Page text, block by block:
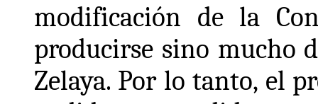
modificación de la
producirse sino mucho
Zelaya. Por lo tanto, el